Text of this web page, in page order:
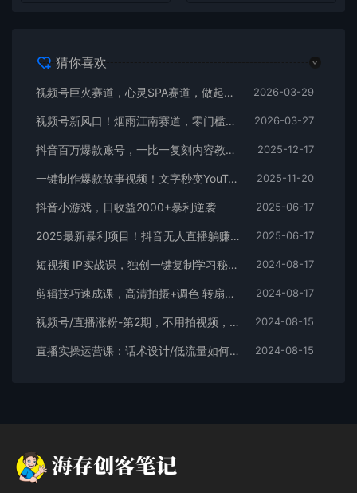
猜你喜欢
视频号巨火赛道，心灵SPA赛道，做起来超简单，每天收益800+ 2026-03-29
视频号新风口！烟雨江南赛道，零门槛日入 500+ 2026-03-27
抖音百万爆款账号，一比一复刻内容教程，从0-1实操课，小白也能学会，复制爆款，月入10w+ 2025-12-17
一键制作爆款故事视频！文字秒变YouTube自动发布的傻瓜式教程 2025-11-20
抖音小游戏，日收益2000+暴利逆袭 2025-06-17
2025最新暴利项目！抖音无人直播躺赚攻略！抖音无人直播3.0玩法！0门槛… 2025-06-17
短视频 IP实战课，独创一键复制学习秘籍，转战新领域，月赚五万轻松行 2024-08-17
剪辑技巧速成课，高清拍摄+调色 转扇子，建筑-抠图精通，新手秒变剪辑专家 2024-08-17
视频号/直播涨粉-第2期，不用拍视频，不用卖货，在直播间做菜，就可以搞钱 2024-08-15
直播实操运营课：话术设计/低流量如何提升/话术框架/全场燃爆/非常干货 2024-08-15